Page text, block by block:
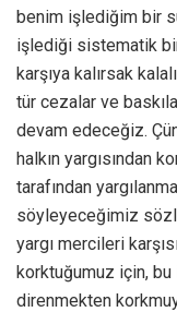
benim işlediğim bir
işlediği sistematik bir
karşıya kalırsak
tür cezalar ve
devam edeceğiz.
halkın yargısından
tarafından
söyleyeceğimiz
yargı mercileri
korktuğumuz için, bu
direnmekten